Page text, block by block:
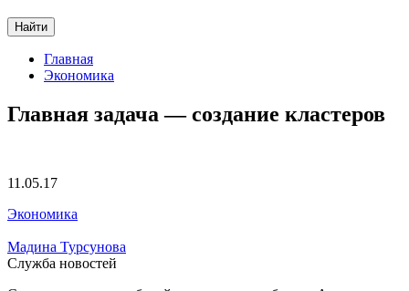
Найти
Главная
Экономика
Главная задача — создание кластеров
11.05.17
Экономика
Мадина Турсунова
Служба новостей